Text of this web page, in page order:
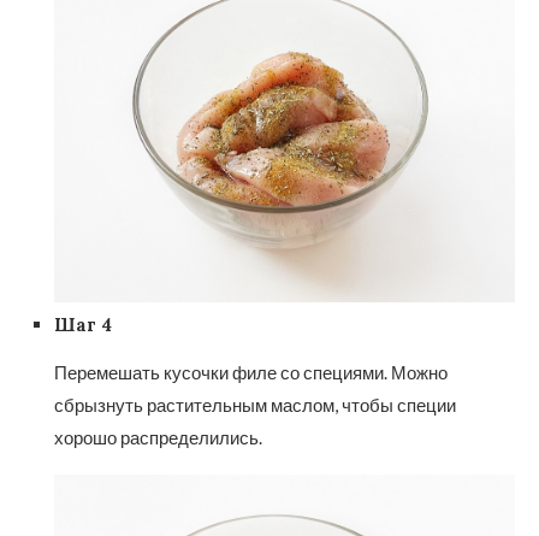
Шаг 4
Перемешать кусочки филе со специями. Можно
сбрызнуть растительным маслом, чтобы специи
хорошо распределились.